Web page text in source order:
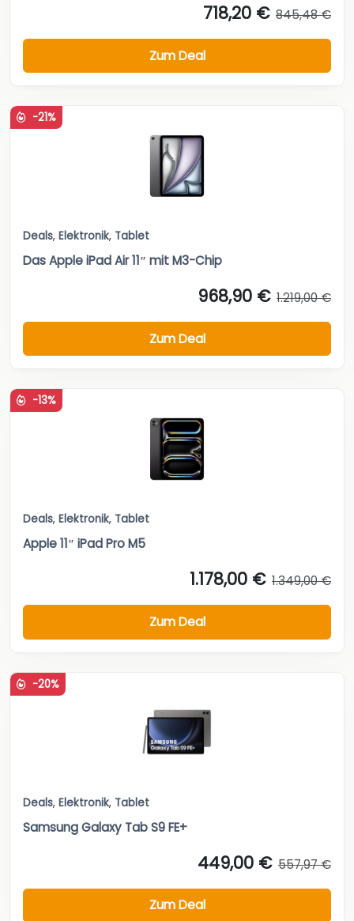
718,20 € 845,48 €
Zum Deal
-21%
Deals, Elektronik, Tablet
Das Apple iPad Air 11″ mit M3-Chip
968,90 € 1.219,00 €
Zum Deal
-13%
Deals, Elektronik, Tablet
Apple 11″ iPad Pro M5
1.178,00 € 1.349,00 €
Zum Deal
-20%
Deals, Elektronik, Tablet
Samsung Galaxy Tab S9 FE+
449,00 € 557,97 €
Zum Deal